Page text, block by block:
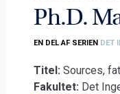
Ph.D.
EN DEL AF SERIEN DET
Titel:Sources,
Fakultet: Det